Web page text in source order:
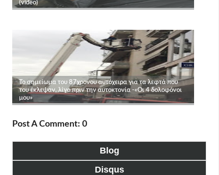
Post A Comment: 0
Blog
Disqus